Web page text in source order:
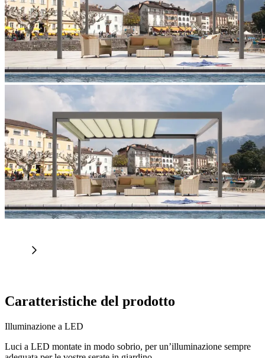
Caratteristiche del prodotto
Illuminazione a LED
Luci a LED montate in modo sobrio, per un’illuminazione sempre